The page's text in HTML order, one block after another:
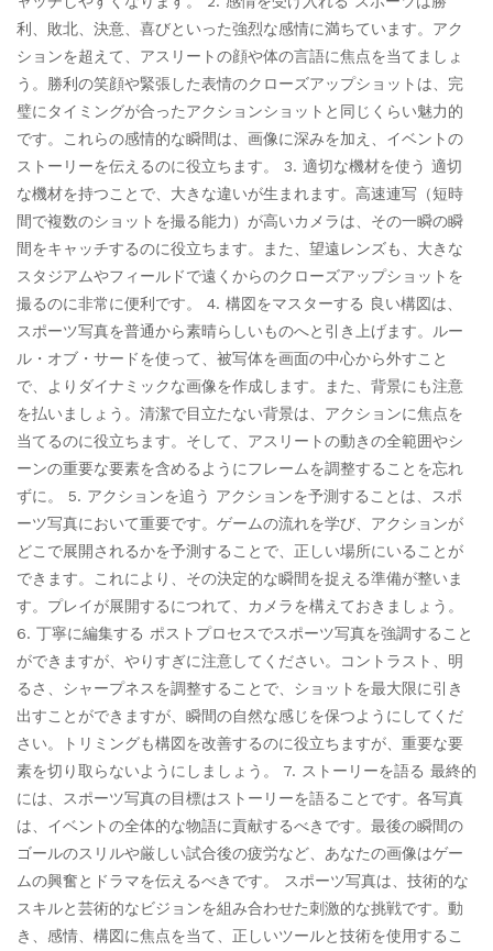
利、敗北、決意、喜びといった強烈な感情に満ちています。アク
ションを超えて、アスリートの顔や体の言語に焦点を当てましょ
う。勝利の笑顔や緊張した表情のクローズアップショットは、完
璧にタイミングが合ったアクションショットと同じくらい魅力的
です。これらの感情的な瞬間は、画像に深みを加え、イベントの
ストーリーを伝えるのに役立ちます。 3. 適切な機材を使う 適切
な機材を持つことで、大きな違いが生まれます。高速連写（短時
間で複数のショットを撮る能力）が高いカメラは、その一瞬の瞬
間をキャッチするのに役立ちます。また、望遠レンズも、大きな
スタジアムやフィールドで遠くからのクローズアップショットを
撮るのに非常に便利です。 4. 構図をマスターする 良い構図は、
スポーツ写真を普通から素晴らしいものへと引き上げます。ルー
ル・オブ・サードを使って、被写体を画面の中心から外すこと
で、よりダイナミックな画像を作成します。また、背景にも注意
を払いましょう。清潔で目立たない背景は、アクションに焦点を
当てるのに役立ちます。そして、アスリートの動きの全範囲やシ
ーンの重要な要素を含めるようにフレームを調整することを忘れ
ずに。 5. アクションを追う アクションを予測することは、スポ
ーツ写真において重要です。ゲームの流れを学び、アクションが
どこで展開されるかを予測することで、正しい場所にいることが
できます。これにより、その決定的な瞬間を捉える準備が整いま
す。プレイが展開するにつれて、カメラを構えておきましょう。
6. 丁寧に編集する ポストプロセスでスポーツ写真を強調すること
ができますが、やりすぎに注意してください。コントラスト、明
るさ、シャープネスを調整することで、ショットを最大限に引き
出すことができますが、瞬間の自然な感じを保つようにしてくだ
さい。トリミングも構図を改善するのに役立ちますが、重要な要
素を切り取らないようにしましょう。 7. ストーリーを語る 最終的
には、スポーツ写真の目標はストーリーを語ることです。各写真
は、イベントの全体的な物語に貢献するべきです。最後の瞬間の
ゴールのスリルや厳しい試合後の疲労など、あなたの画像はゲー
ムの興奮とドラマを伝えるべきです。 スポーツ写真は、技術的な
スキルと芸術的なビジョンを組み合わせた刺激的な挑戦です。動
き、感情、構図に焦点を当て、正しいツールと技術を使用するこ